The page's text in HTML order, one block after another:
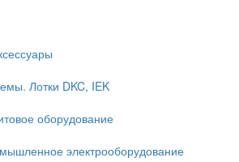
Лотки DKC, IEK
оборудование
электрооборудование